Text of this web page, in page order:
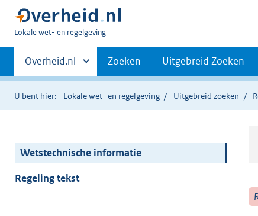
U
hier:
Lokale wet- en regelgeving
Primaire
navigatie
Andere
sites
binnen
Overheid.nl Zoeken Uitgebreid Zoeken
U bent hier: Lokale wet- en regelgeving Uitgebreid zoeken
Wetstechnische informatie
Regeling tekst